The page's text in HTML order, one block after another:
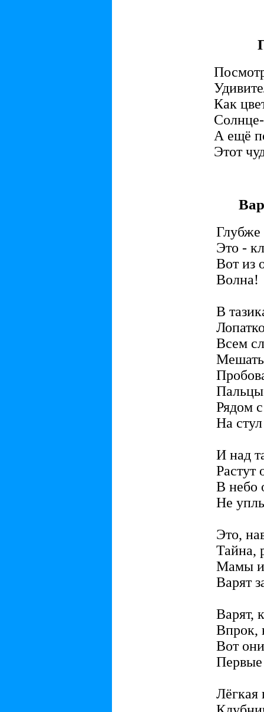
Как
А ещё
Этот
Глубже
Это -
Вот из
Волна!
В
Всем
Пальцы
Рядом
На стул
И над
Растут
В небо
Не
Это,
Тайна,
Мамы и
Варят
Варят,
Впрок,
Вот
Первые
Лёгкая